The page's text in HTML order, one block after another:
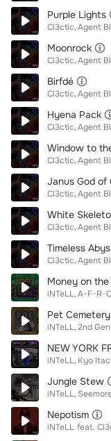
Purple Lights
Cl3ctic Agent
Moonrock
Cl3ctic Agent
Birfdé
Cl3ctic Agent
Hyena Pack
Cl3ctic Agent
Window to
Cl3ctic Agent
Janus God of
Cl3ctic Agent
White
Cl3ctic Agent
Timeless
Cl3ctic Agent
Money on the
iNTeLL A-F-R-
Pet Cemetery
iNTeLL 2nd
NEW YORK
iNTeLL Kyo
Jungle Stew
iNTeLL
Nepotism
iNTeLL feat.